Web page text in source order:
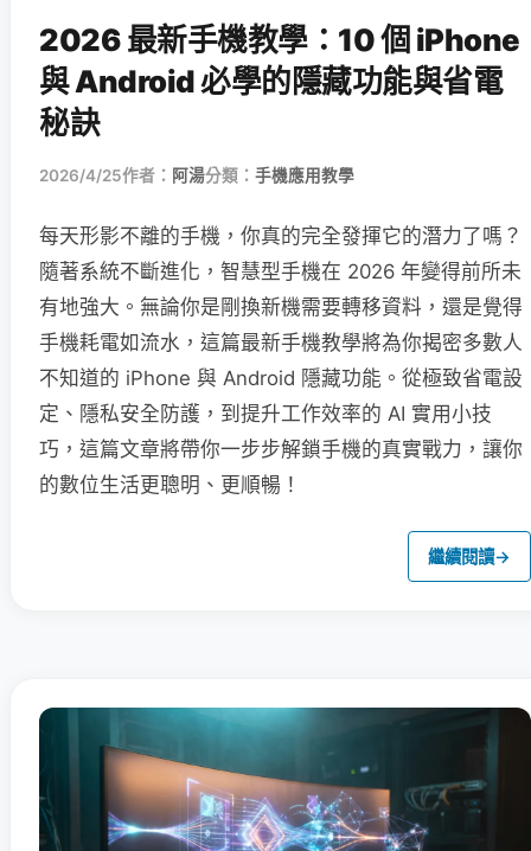
2026 最新手機教學：10 個 iPhone
與 Android 必學的隱藏功能與省電
秘訣
2026/4/25作者： 阿湯分類： 手機應用教學
每天形影不離的手機，你真的完全發揮它的潛力了嗎？
隨著系統不斷進化，智慧型手機在 2026 年變得前所未
有地強大。無論你是剛換新機需要轉移資料，還是覺得
手機耗電如流水，這篇最新手機教學將為你揭密多數人
不知道的 iPhone 與 Android 隱藏功能。從極致省電設
定、隱私安全防護，到提升工作效率的 AI 實用小技
巧，這篇文章將帶你一步步解鎖手機的真實戰力，讓你
的數位生活更聰明、更順暢！
繼續閱讀→